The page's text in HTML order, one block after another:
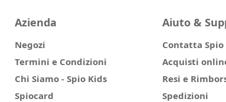
Azienda
Negozi
Termini e Condizioni
Chi Siamo - Spio Kids
Spiocard
Aiuto &
Contatta Spio
Acquisti
Resi e
Spedizioni